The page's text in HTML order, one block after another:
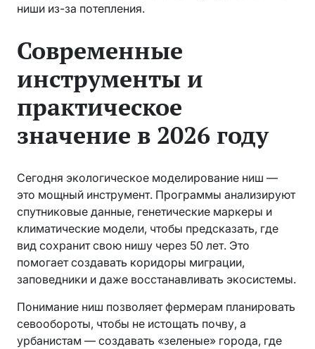
ниши из-за потепления.
Современные
инструменты и
практическое
значение в 2026 году
Сегодня экологическое моделирование ниш —
это мощный инструмент. Программы анализируют
спутниковые данные, генетические маркеры и
климатические модели, чтобы предсказать, где
вид сохранит свою нишу через 50 лет. Это
помогает создавать коридоры миграции,
заповедники и даже восстанавливать экосистемы.
Понимание ниш позволяет фермерам планировать
севообороты, чтобы не истощать почву, а
урбанистам — создавать «зеленые» города, где